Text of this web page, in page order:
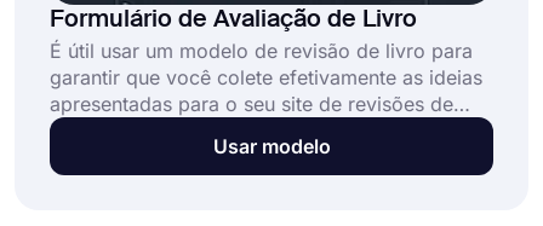
Formulário de Avaliação de Livro
É útil usar um modelo de revisão de livro para
garantir que você colete efetivamente as ideias
apresentadas para o seu site de revisões de
livros, se você pretende criar um site sobre
revisões de livros. Um bom modelo oferece
Usar modelo